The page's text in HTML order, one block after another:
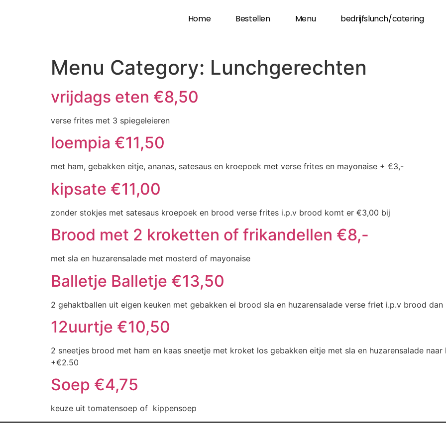
Home Bestellen Menu bedrijfslunch/catering
Menu Category: Lunchgerechten
vrijdags eten €8,50
verse frites met 3 spiegeleieren
loempia €11,50
met ham, gebakken eitje, ananas, satesaus en kroepoek met verse frites en mayonaise + €3,-
kipsate €11,00
zonder stokjes met satesaus kroepoek en brood verse frites i.p.v brood komt er €3,00 bij
Brood met 2 kroketten of frikandellen €8,-
met sla en huzarensalade met mosterd of mayonaise
Balletje Balletje €13,50
2 gehaktballen uit eigen keuken met gebakken ei brood sla en huzarensalade verse friet i.p.v brood
12uurtje €10,50
2 sneetjes brood met ham en kaas sneetje met kroket los gebakken eitje met sla en huzarensalade
+€2.50
Soep €4,75
keuze uit tomatensoep of kippensoep